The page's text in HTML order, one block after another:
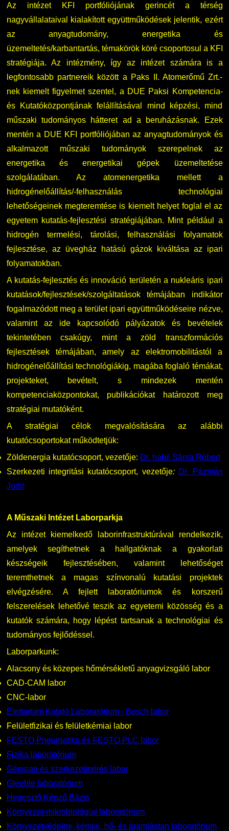
Az intézet KFI portfóliójának gerincét a térség
nagyvállalataival kialakított együttműködések jelentik, ezért
az anyagtudomány, energetika és
üzemeltetés/karbantartás, témakörök köré csoportosul a KFI
stratégiája. Az intézmény, így az intézet számára is a
legfontosabb partnereik között a Paks II. Atomerőmű Zrt.-
nek kiemelt figyelmet szentel, a DUE Paksi Kompetencia-
és Kutatóközpontjának felállításával mind képzési, mind
műszaki tudományos hátteret ad a beruházásnak. Ezek
mentén a DUE KFI portfóliójában az anyagtudományok és
alkalmazott műszaki tudományok szerepelnek az
energetika és energetikai gépek üzemeltetése
szolgálatában. Az atomenergetika mellett a
hidrogénelőállítás/-felhasználás technológiai
lehetőségeinek megteremtése is kiemelt helyet foglal el az
egyetem kutatás-fejlesztési stratégiájában. Mint például a
hidrogén termelési, tárolási, felhasználási folyamatok
fejlesztése, az üvegház hatású gázok kiváltása az ipari
folyamatokban.
A kutatás-fejlesztés és innováció területén a nukleáris ipari
kutatások/fejlesztések/szolgáltatások témájában indikátor
fogalmazódott meg a terület ipari együttműködéseire nézve,
valamint az ide kapcsolódó pályázatok és bevételek
tekintetében csakúgy, mint a zöld transzformációs
fejlesztések témájában, amely az elektromobilitástól a
hidrogénelőállítási technológiákig, magába foglaló témákat,
projekteket, bevételt, s mindezek mentén
kompetenciaközpontokat, publikációkat határozott meg
stratégiai mutatóként.
A stratégiai célok megvalósítására az alábbi
kutatócsoportokat működtetjük:
Zöldenergia kutatócsoport, vezetője: Dr. habil Sánta Róbert
Szerkezeti integritási kutatócsoport, vezetője: Dr. Pázmán
Judit
A Műszaki Intézet Laborparkja
Az intézet kiemelkedő laborinfrastruktúrával rendelkezik,
amelyek segíthetnek a hallgatóknak a gyakorlati
készségeik fejlesztésében, valamint lehetőséget
teremthetnek a magas színvonalú kutatási projektek
elvégzésére. A fejlett laboratóriumok és korszerű
felszerelések lehetővé teszik az egyetemi közösség és a
kutatók számára, hogy lépést tartsanak a technológiai és
tudományos fejlődéssel.
Laborparkunk:
Alacsony és közepes hőmérsékletű anyagvizsgáló labor
CAD-CAM labor
CNC-labor
Élettartam Kutató Laboratórium - Bosch labor
Felületfizikai és felületkémiai labor
FESTO Pneumatika és FESTO PLC labor
Fizika laboratórium
Gépipari és szerkezetmérés labor
Gleeble laboratórium
Hegesztő Képző Bázis
Környezet-mikrobiológiai laboratórium
Környezetvédelmi, kémiai, hő- és áramlástan laboratórium